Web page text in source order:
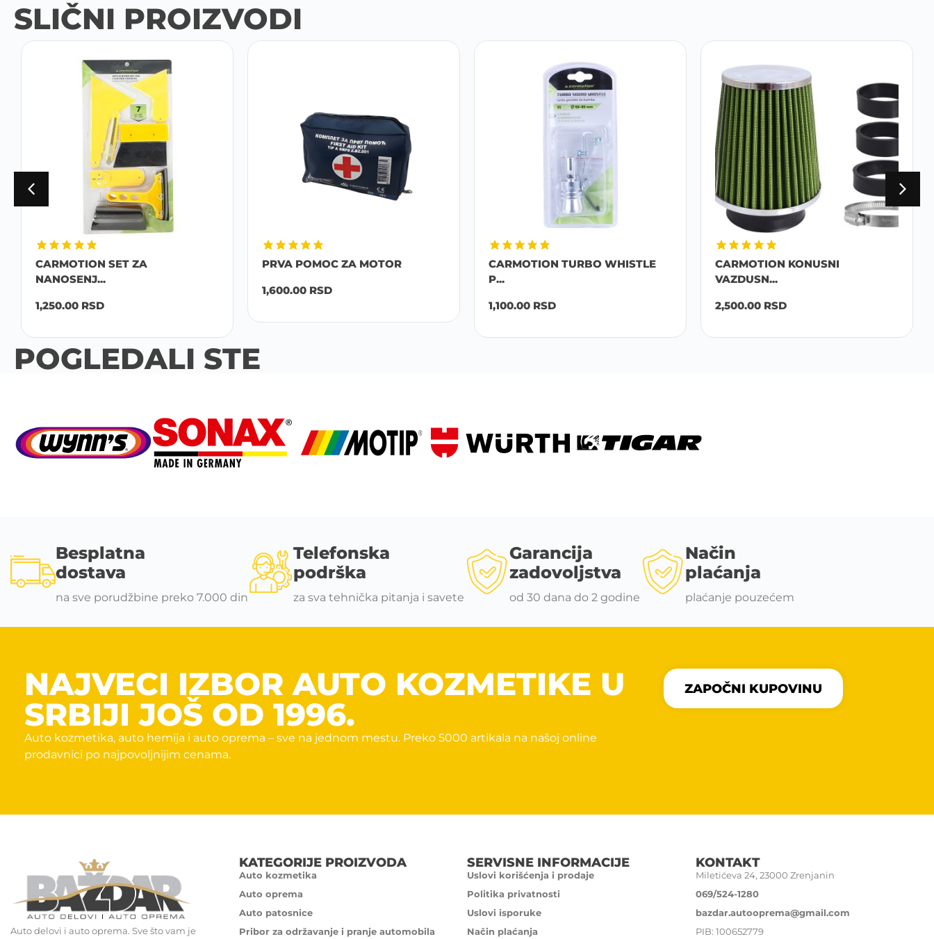
SLIČNI PROIZVODI
CARMOTION SET ZA
NANOSENJ...
1,250.00 RSD
PRVA POMOC ZA MOTOR
1,600.00 RSD
CARMOTION TURBO WHISTLE
P...
1,100.00 RSD
CARMOTION KONUSNI
VAZDUSN...
2,500.00 RSD
POGLEDALI STE
Besplatna
dostava
na sve porudžbine preko 7.000 din
Telefonska
podrška
za sva tehnička pitanja i savete
Garancija
zadovoljstva
od 30 dana do 2 godine
Način
plaćanja
plaćanje pouzećem
NAJVECI IZBOR AUTO KOZMETIKE U
SRBIJI JOŠ OD 1996.
Auto kozmetika, auto hemija i auto oprema – sve na jednom mestu. Preko 5000 artikala na našoj online
prodavnici po najpovoljnijim cenama.
ZAPOČNI KUPOVINU
Auto delovi i auto oprema. Sve što vam je
KATEGORIJE PROIZVODA
Auto kozmetika
Auto oprema
Auto patosnice
Pribor za održavanje i pranje automobila
SERVISNE INFORMACIJE
Uslovi korišćenja i prodaje
Politika privatnosti
Uslovi isporuke
Način plaćanja
KONTAKT
Miletićeva 24, 23000 Zrenjanin
069/524-1280
bazdar.autooprema@gmail.com
PIB: 100652779